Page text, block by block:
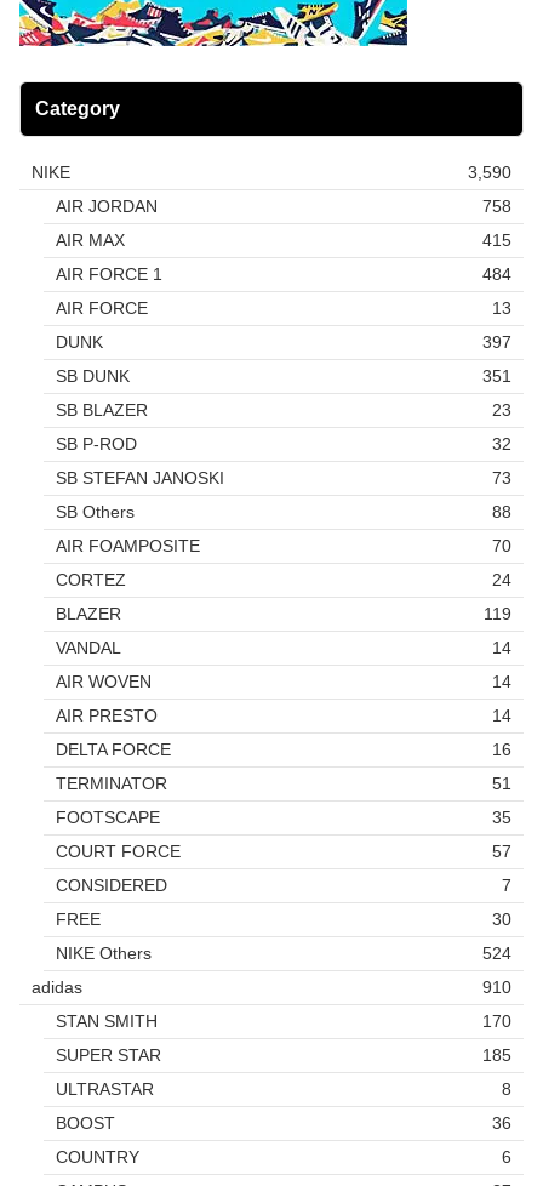
Category
NIKE
3,590
AIR JORDAN
758
AIR MAX
415
AIR FORCE 1
484
AIR FORCE
13
DUNK
397
SB DUNK
351
SB BLAZER
23
SB P-ROD
32
SB STEFAN JANOSKI
73
SB Others
88
AIR FOAMPOSITE
70
CORTEZ
24
BLAZER
119
VANDAL
14
AIR WOVEN
14
AIR PRESTO
14
DELTA FORCE
16
TERMINATOR
51
FOOTSCAPE
35
COURT FORCE
57
CONSIDERED
7
FREE
30
NIKE Others
524
adidas
910
STAN SMITH
170
SUPER STAR
185
ULTRASTAR
8
BOOST
36
COUNTRY
6